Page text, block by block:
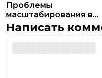
Проблемы
масштабирования в
Facebook: почему
лид?
Написать